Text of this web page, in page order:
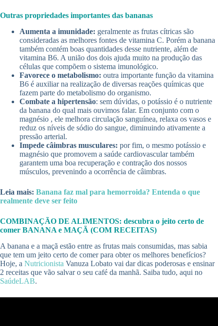
Outras propriedades importantes das bananas
Aumenta a imunidade: geralmente as frutas cítricas são
consideradas as melhores fontes de vitamina C. Porém a banana
também contém boas quantidades desse nutriente, além de
vitamina B6. A união dos dois ajuda muito na produção das
células que compõem o sistema imunológico.
Favorece o metabolismo: outra importante função da vitamina
B6 é auxiliar na realização de diversas reações químicas que
fazem parte do metabolismo do organismo.
Combate a hipertensão: sem dúvidas, o potássio é o nutriente
da banana do qual mais ouvimos falar. Em conjunto com o
magnésio , ele melhora circulação sanguínea, relaxa os vasos e
reduz os níveis de sódio do sangue, diminuindo ativamente a
pressão arterial.
Impede câimbras musculares: por fim, o mesmo potássio e
magnésio que promovem a saúde cardiovascular também
garantem uma boa recuperação e contração dos nossos
músculos, prevenindo a ocorrência de câimbras.
Leia mais: Banana faz mal para hemorroida? Entenda o que
realmente deve ser feito
COMBINAÇÃO DE ALIMENTOS: descubra o jeito certo de
comer BANANA e MAÇÃ (COM RECEITAS)
A banana e a maçã estão entre as frutas mais consumidas, mas sabia
que tem um jeito certo de comer para obter os melhores benefícios?
Hoje, a Nutricionista Vanuza Lobato vai dar dicas poderosas e ensinar
2 receitas que vão salvar o seu café da manhã. Saiba tudo, aqui no
SaúdeLAB.